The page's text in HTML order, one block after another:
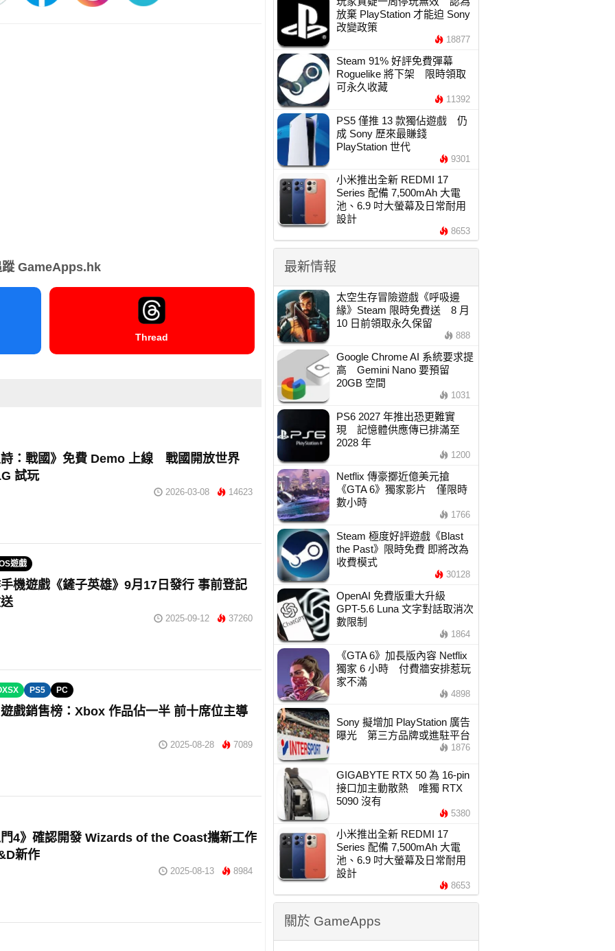
蹤 GameApps.hk
Thread
：戰國》免費 Demo 上線 戰國開放世界
試玩
2026-03-08 14623
遊戲
機遊戲《鏟子英雄》9月17日發行 事前登記
2025-09-12 37260
PS5 PC
戲銷售榜：Xbox 作品佔一半 前十席位主導
2025-08-28 7089
4》確認開發 Wizards of the Coast攜新工作
新作
2025-08-13 8984
放棄 PlayStation 才能迫 Sony
改變政策
18877
Steam 91% 好評免費彈幕
Roguelike 將下架 限時領取
可永久收藏
11392
PS5 僅推 13 款獨佔遊戲 仍
成 Sony 歷來最賺錢
PlayStation 世代
9301
小米推出全新 REDMI 17
Series 配備 7,500mAh 大電
池、6.9 吋大螢幕及日常耐用
設計
8653
最新情報
太空生存冒險遊戲《呼吸邊
緣》Steam 限時免費送 8 月
10 日前領取永久保留
888
Google Chrome AI 系統要求提
高 Gemini Nano 要預留
20GB 空間
1031
PS6 2027 年推出恐更難實
現 記憶體供應傳已排滿至
2028 年
1200
Netflix 傳豪擲近億美元搶
《GTA 6》獨家影片 僅限時
數小時
1766
Steam 極度好評遊戲《Blast
the Past》限時免費 即將改為
收費模式
30128
OpenAI 免費版重大升級
GPT-5.6 Luna 文字對話取消次
數限制
1864
《GTA 6》加長版內容 Netflix
獨家 6 小時 付費牆安排惹玩
家不滿
4898
Sony 擬增加 PlayStation 廣告
曝光 第三方品牌或進駐平台
1876
GIGABYTE RTX 50 為 16-pin
接口加主動散熱 唯獨 RTX
5090 沒有
5380
小米推出全新 REDMI 17
Series 配備 7,500mAh 大電
池、6.9 吋大螢幕及日常耐用
設計
8653
關於 GameApps